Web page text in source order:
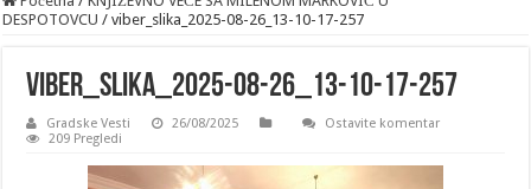
DESPOTOVCU / viber_slika_2025-08-26_13-10-17-257
viber_slika_2025-08-26_13-10-17-257
Gradske Vesti 26/08/2025
Ostavite komentar
209 Pregledi